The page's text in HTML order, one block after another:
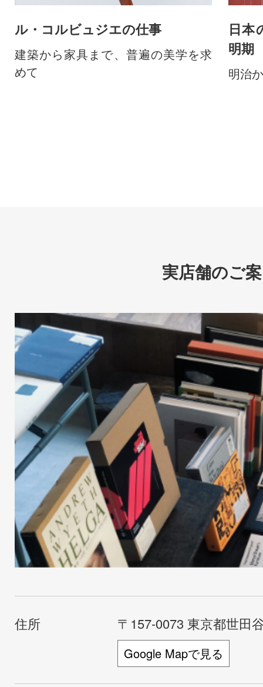
ル・コルビュジエの仕事
建築から家具まで、普遍の美学を求
めて
日本
明期
明治
実店舗のご
住所 〒157-0073 東京都世田
Google Mapで見る